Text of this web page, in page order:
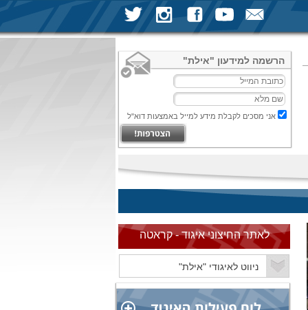
הרשמה למידעון "אילת"
אני מסכים לקבלת מידע למייל באמצעות דוא"ל
לאתר החיצוני איגוד - קראטה